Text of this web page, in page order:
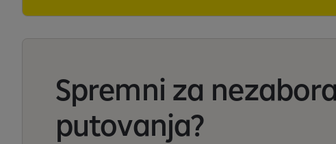
Spremni za
putovanja?